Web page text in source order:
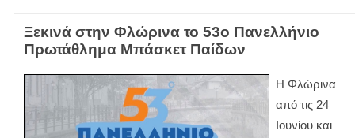
Ξεκινά στην Φλώρινα το 53ο Πανελλήνιο
Πρωτάθλημα Μπάσκετ Παίδων
Η Φλώρινα
από τις 24
Ιουνίου και